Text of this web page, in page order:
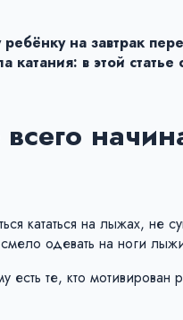
ребёнку на завтрак
в этой
кататься на лыжах, не
одевать на ноги
те, кто